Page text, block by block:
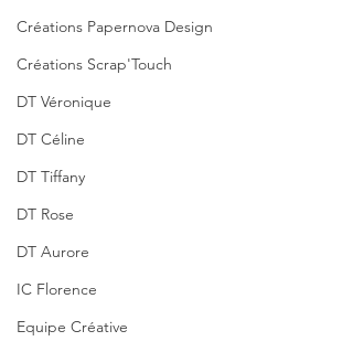
Créations Papernova Design
Créations Scrap'Touch
DT Véronique
DT Céline
DT Tiffany
DT Rose
DT Aurore
IC Florence
Equipe Créative